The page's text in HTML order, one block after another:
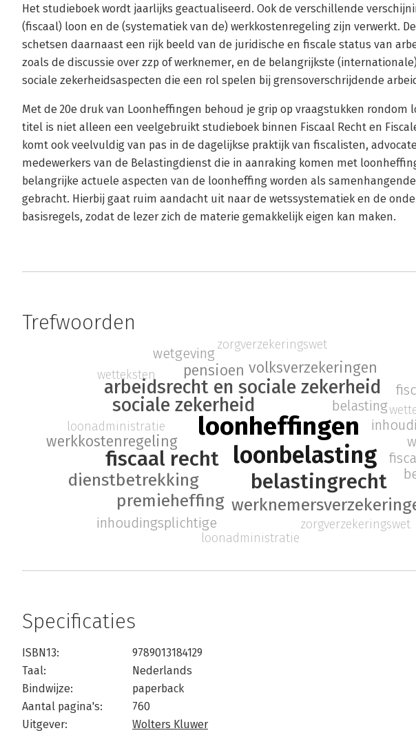
Het studieboek wordt jaarlijks geactualiseerd. Ook de verschillende
(fiscaal) loon en de (systematiek van de) werkkostenregeling zijn verwerkt.
schetsen daarnaast een rijk beeld van de juridische en fiscale status van
zoals de discussie over zzp of werknemer, en de belangrijkste
sociale zekerheidsaspecten die een rol spelen bij grensoverschrijdende
Met de 20e druk van Loonheffingen behoud je grip op vraagstukken rondom
titel is niet alleen een veelgebruikt studieboek binnen Fiscaal Recht en
komt ook veelvuldig van pas in de dagelijkse praktijk van fiscalisten,
medewerkers van de Belastingdienst die in aanraking komen met
belangrijke actuele aspecten van de loonheffing worden als
gebracht. Hierbij gaat ruim aandacht uit naar de wetssystematiek en de
basisregels, zodat de lezer zich de materie gemakkelijk eigen kan maken.
Trefwoorden
loonheffingen
loonbelasting
belastingrecht
fiscaal recht
sociale zekerheid
arbeidsrecht en sociale zekerheid
premieheffing
dienstbetrekking
werkkostenregeling
pensioen volksverzekeringen
belasting
loonadministratie
zorgverzekeringswet
loonadministratie
inhoudingsplichtige
wetteksten
wetgeving
zorgverzekeringswet
Specificaties
ISBN13:
9789013184129
Taal:
Nederlands
Bindwijze:
paperback
Aantal pagina's:
760
Uitgever:
Wolters Kluwer